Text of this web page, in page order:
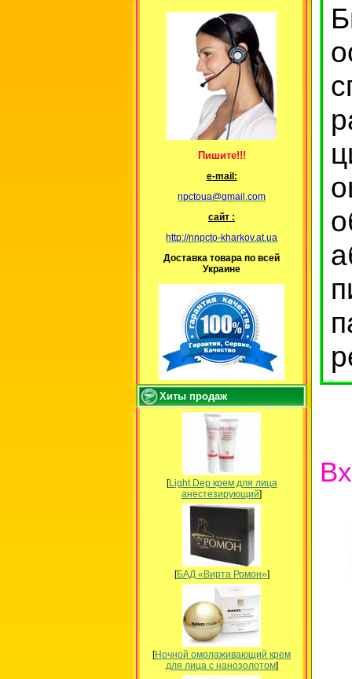
Пишите!!!
е-mail:
npctoua@gmail.com
сайт :
http://nnpcto-kharkov.at.ua
Доставка товара по всей
Украине
Хиты продаж
[Light Dep крем для лица
анестезирующий]
[БАД «Вирта Ромон»]
[Ночной омолаживающий крем
для лица с нанозолотом]